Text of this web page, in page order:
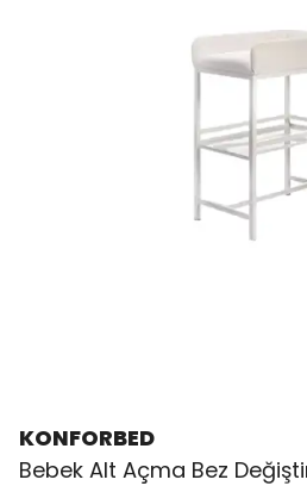
KONFORBED
Bebek Alt Açma Bez